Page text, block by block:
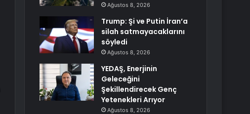
Ağustos 8, 2026
Trump: Şi ve Putin İran’a
silah satmayacaklarını
söyledi
Ağustos 8, 2026
YEDAŞ, Enerjinin
Geleceğini
Şekillendirecek Genç
Yetenekleri Arıyor
Ağustos 8, 2026